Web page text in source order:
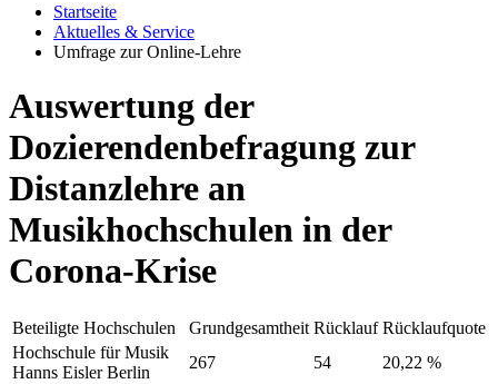
Startseite
Aktuelles & Service
Umfrage zur Online-Lehre
Auswertung der
Dozierendenbefragung zur
Distanzlehre an
Musikhochschulen in der
Corona-Krise
Beteiligte Hochschulen Grundgesamtheit Rücklauf Rücklaufquote
Hochschule für Musik
Hanns Eisler Berlin
267 54
20,22 %